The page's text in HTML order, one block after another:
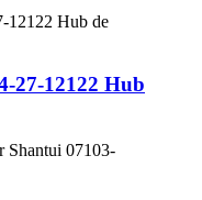
27-12122 Hub